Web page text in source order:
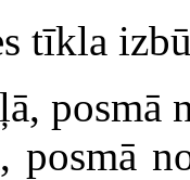
tīkla
posmā